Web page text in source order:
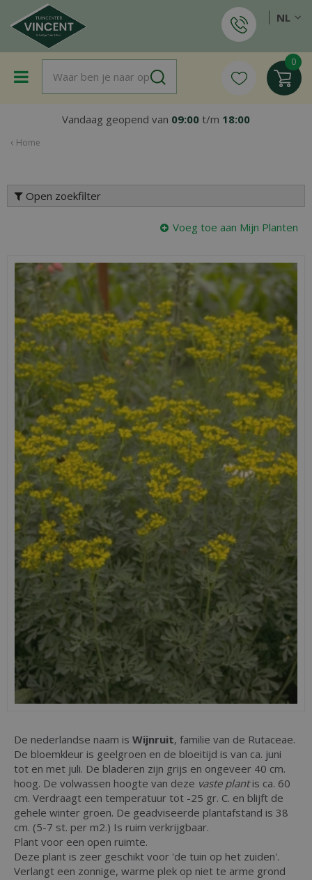
a
Home
Vandaag geopend van 09:00 t/m 18:00
NL
Open zoekfilter
Voeg toe aan Mijn Planten
De nederlandse naam is Wijnruit, familie van de Rutaceae.
De bloemkleur is geelgroen en de bloeitijd is van ca. juni
tot en met juli. De bladeren zijn grijs en ongeveer 40 cm.
hoog. De volwassen hoogte van deze vaste plantis ca. 60
cm. Verdraagt een temperatuur tot -25 gr. C. en blijft de
gehele winter groen. De geadviseerde plantafstand is 38
cm. (5-7 st. per m2.) Is ruim verkrijgbaar.
Plant voor een open ruimte.
Deze plant is zeer geschikt voor 'de tuin op het zuiden'.
Verlangt een zonnige, warme plek op niet te arme grond